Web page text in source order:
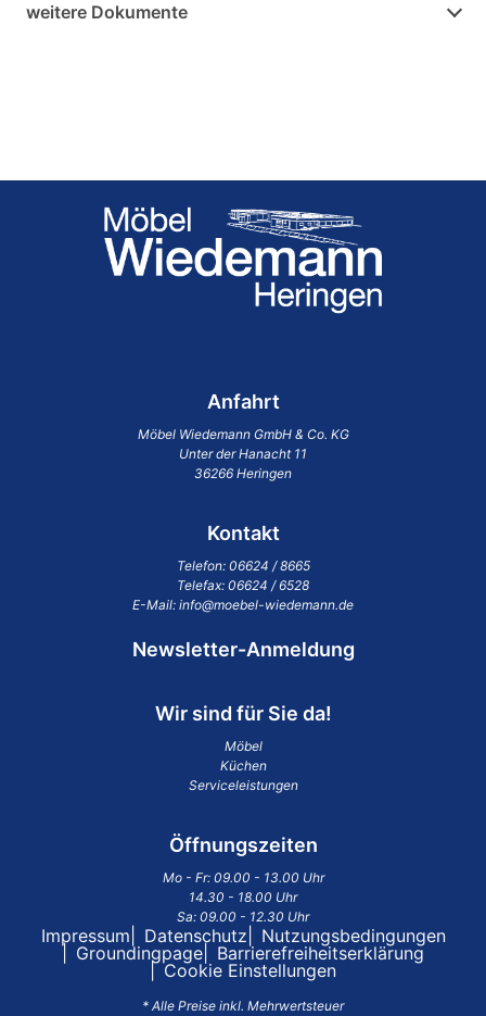
weitere Dokumente
Anfahrt
Möbel Wiedemann GmbH & Co. KG
Unter der Hanacht 11
36266 Heringen
Kontakt
Telefon: 06624 / 8665
Telefax: 06624 / 6528
E-Mail: info@moebel-wiedemann.de
Newsletter-Anmeldung
Wir sind für Sie da!
Möbel
Küchen
Serviceleistungen
Öffnungszeiten
Mo - Fr: 09.00 - 13.00 Uhr
14.30 - 18.00 Uhr
Sa: 09.00 - 12.30 Uhr
Impressum Datenschutz
Nutzungsbedingungen
Groundingpage
Barrierefreiheitserklärung
Cookie Einstellungen
* Alle Preise inkl. Mehrwertsteuer